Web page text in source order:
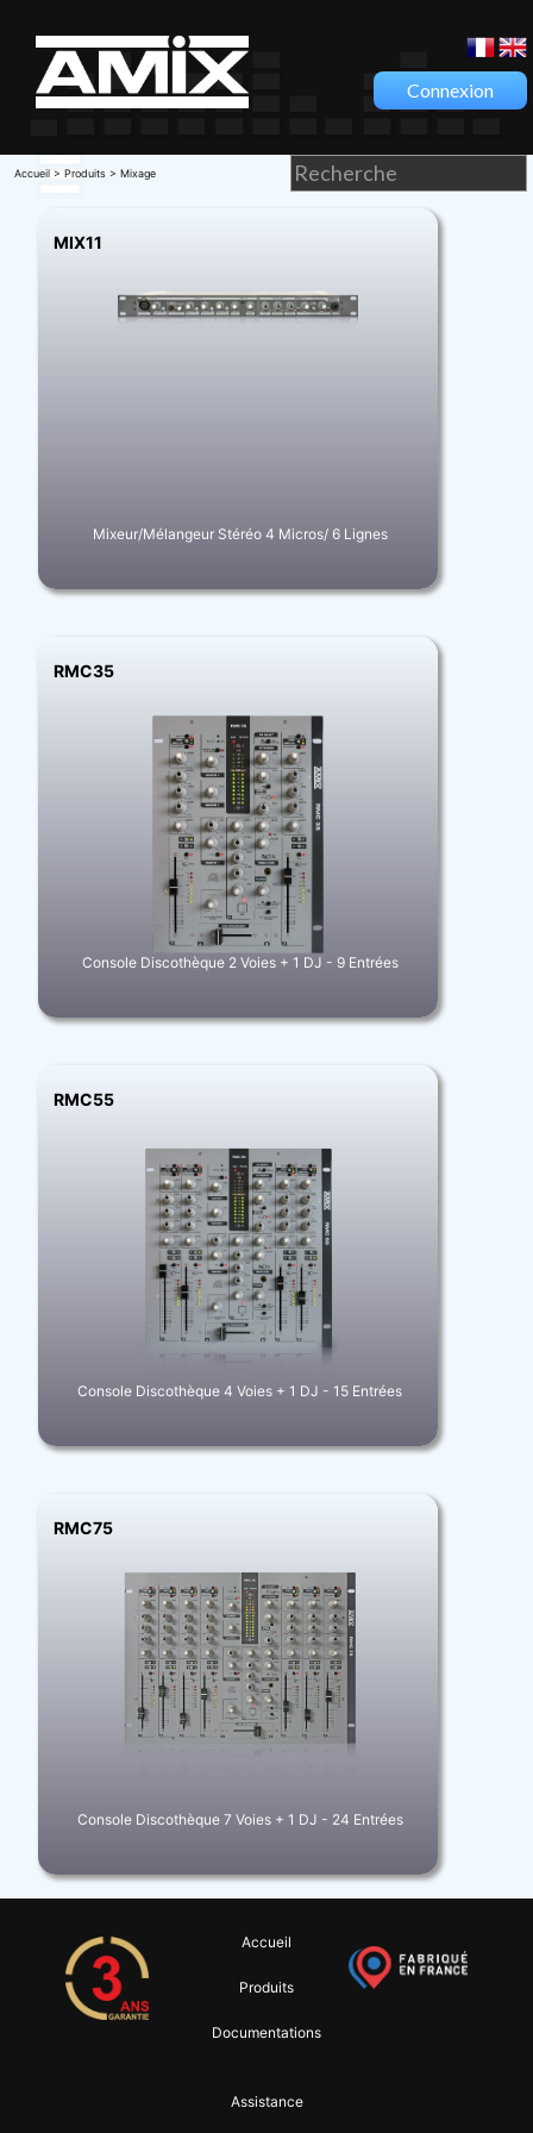
Connexion
Accueil > Produits > Mixage
MIX11
Mixeur/Mélangeur Stéréo 4 Micros/ 6 Lignes
RMC35
Console Discothèque 2 Voies + 1 DJ - 9 Entrées
RMC55
Console Discothèque 4 Voies + 1 DJ - 15 Entrées
RMC75
Console Discothèque 7 Voies + 1 DJ - 24 Entrées
Accueil
Produits
Documentations
Assistance